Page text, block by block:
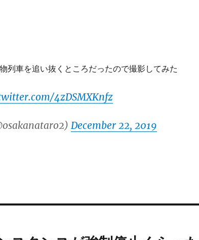
列車を追い抜くところだったので撮影してみた
4zDSMXKnfz
December 22, 2019